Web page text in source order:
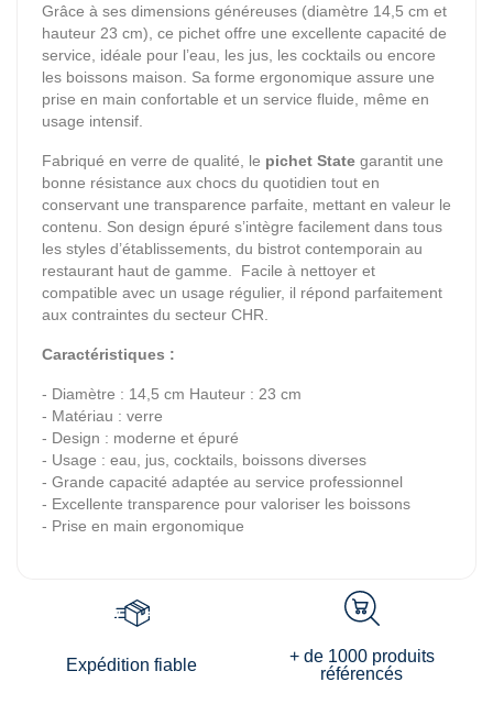
Grâce à ses dimensions généreuses (diamètre 14,5 cm et
hauteur 23 cm), ce pichet offre une excellente capacité de
service, idéale pour l’eau, les jus, les cocktails ou encore
les boissons maison. Sa forme ergonomique assure une
prise en main confortable et un service fluide, même en
usage intensif.
Fabriqué en verre de qualité, le pichet State garantit une
bonne résistance aux chocs du quotidien tout en
conservant une transparence parfaite, mettant en valeur le
contenu. Son design épuré s’intègre facilement dans tous
les styles d’établissements, du bistrot contemporain au
restaurant haut de gamme. Facile à nettoyer et
compatible avec un usage régulier, il répond parfaitement
aux contraintes du secteur CHR.
Caractéristiques :
- Diamètre : 14,5 cm Hauteur : 23 cm
- Matériau : verre
- Design : moderne et épuré
- Usage : eau, jus, cocktails, boissons diverses
- Grande capacité adaptée au service professionnel
- Excellente transparence pour valoriser les boissons
- Prise en main ergonomique
Expédition fiable
+ de 1000 produits
référencés